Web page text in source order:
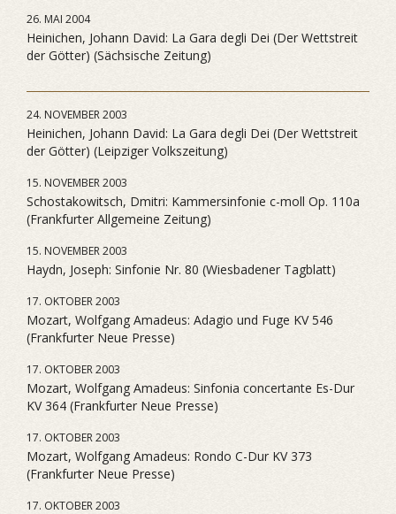
26. MAI 2004
Heinichen, Johann David: La Gara degli Dei (Der Wettstreit
der Götter) (Sächsische Zeitung)
24. NOVEMBER 2003
Heinichen, Johann David: La Gara degli Dei (Der Wettstreit
der Götter) (Leipziger Volkszeitung)
15. NOVEMBER 2003
Schostakowitsch, Dmitri: Kammersinfonie c-moll Op. 110a
(Frankfurter Allgemeine Zeitung)
15. NOVEMBER 2003
Haydn, Joseph: Sinfonie Nr. 80 (Wiesbadener Tagblatt)
17. OKTOBER 2003
Mozart, Wolfgang Amadeus: Adagio und Fuge KV 546
(Frankfurter Neue Presse)
17. OKTOBER 2003
Mozart, Wolfgang Amadeus: Sinfonia concertante Es-Dur
KV 364 (Frankfurter Neue Presse)
17. OKTOBER 2003
Mozart, Wolfgang Amadeus: Rondo C-Dur KV 373
(Frankfurter Neue Presse)
17. OKTOBER 2003